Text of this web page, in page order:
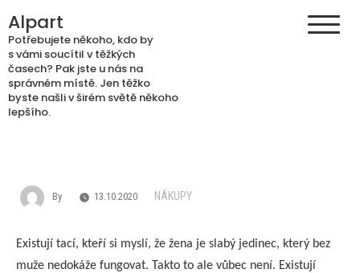
to
content
Alpart
Potřebujete někoho, kdo by
s vámi soucítil v těžkých
časech? Pak jste u nás na
správném místě. Jen těžko
byste našli v širém světě někoho
lepšího.
By 13.10.2020 NÁKUPY
Existují tací, kteří si myslí, že žena je slabý jedinec, který bez
muže nedokáže fungovat. Takto to ale vůbec není. Existují